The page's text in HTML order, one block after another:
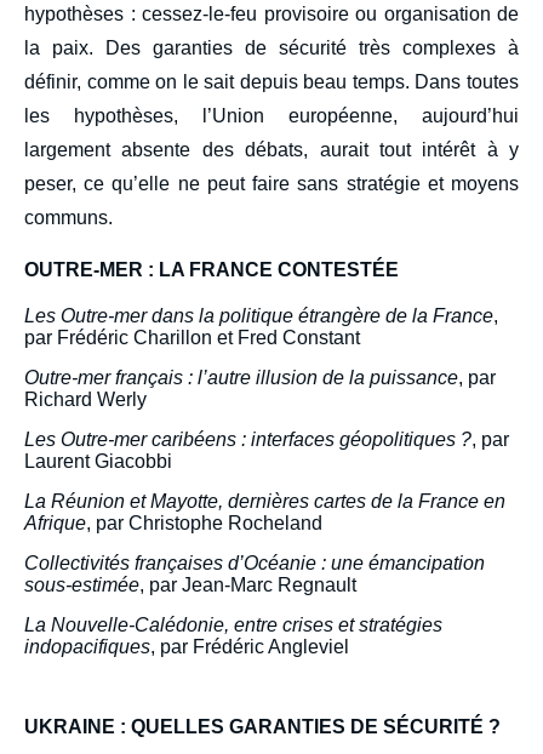
hypothèses : cessez-le-feu provisoire ou organisation de
la paix. Des garanties de sécurité très complexes à
définir, comme on le sait depuis beau temps. Dans toutes
les hypothèses, l’Union européenne, aujourd’hui
largement absente des débats, aurait tout intérêt à y
peser, ce qu’elle ne peut faire sans stratégie et moyens
communs.
OUTRE-MER : LA FRANCE CONTESTÉE
Les Outre-mer dans la politique étrangère de la France,
par Frédéric Charillon et Fred Constant
Outre-mer français : l’autre illusion de la puissance, par
Richard Werly
Les Outre-mer caribéens : interfaces géopolitiques ?, par
Laurent Giacobbi
La Réunion et Mayotte, dernières cartes de la France en
Afrique, par Christophe Rocheland
Collectivités françaises d’Océanie : une émancipation
sous-estimée, par Jean-Marc Regnault
La Nouvelle-Calédonie, entre crises et stratégies
indopacifiques, par Frédéric Angleviel
UKRAINE : QUELLES GARANTIES DE SÉCURITÉ ?